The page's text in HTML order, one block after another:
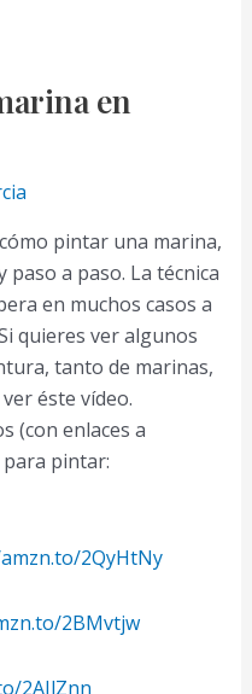
en
pintar una marina,
a paso. La técnica
en muchos casos a
quieres ver algunos
tanto de marinas,
éste vídeo.
(con enlaces a
pintar:
2QyHtNy
2BMvtjw
2AIlZnn